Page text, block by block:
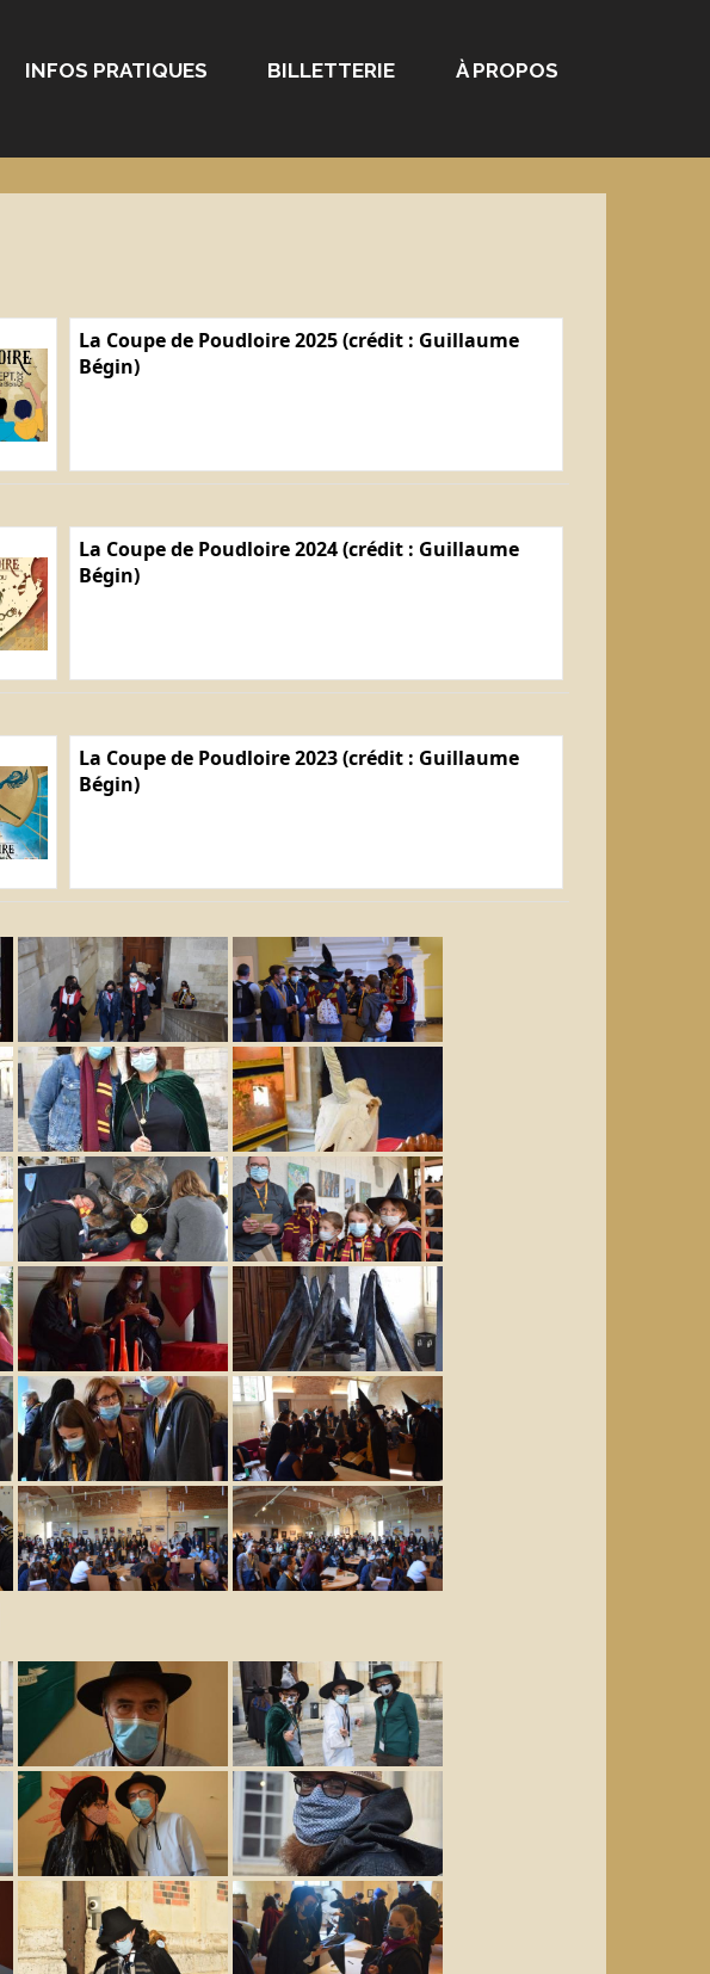
INFOS PRATIQUES BILLETTERIE À PROPOS
La Coupe de Poudloire 2025 (crédit : Guillaume
Bégin)
La Coupe de Poudloire 2024 (crédit : Guillaume
Bégin)
La Coupe de Poudloire 2023 (crédit : Guillaume
Bégin)